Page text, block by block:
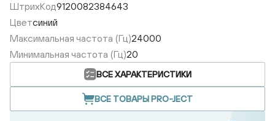
ШтрихКод9120082384643
Цветсиний
Максимальная частота (Гц)24000
Минимальная частота (Гц)20
ВСЕ ХАРАКТЕРИСТИКИ
ВСЕ ТОВАРЫ PRO-JECT